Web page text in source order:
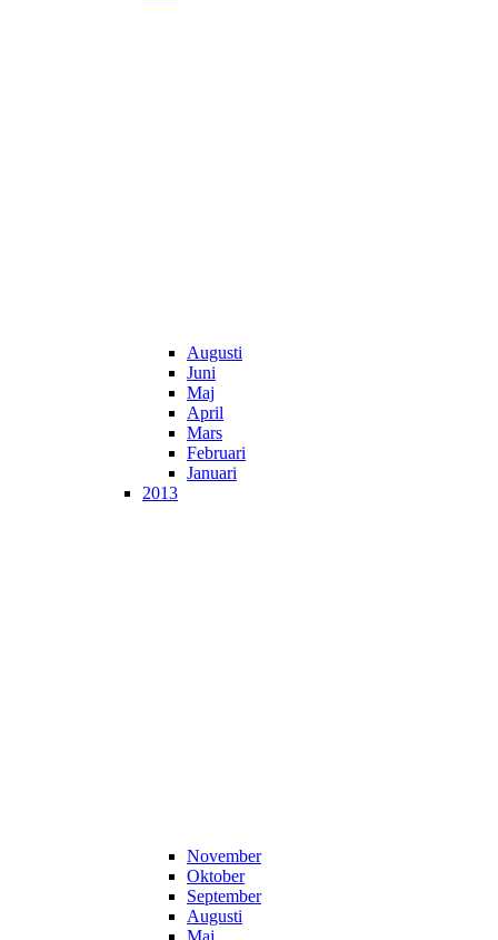
Augusti
Juni
Maj
April
Mars
Februari
Januari
2013
November
Oktober
September
Augusti
Maj